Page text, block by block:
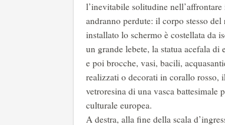
l’inevitabile solitudine
andranno perdute: il corpo stesso
installato lo schermo è costellata da
un grande lebete, la statua acefala
e poi brocche, vasi, bacili,
realizzati o decorati in corallo rosso,
vetroresina di una vasca
culturale europea.
A destra, alla fine della scala